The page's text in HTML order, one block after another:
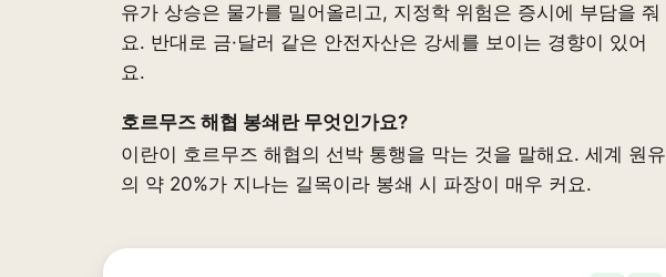
유가 상승은 물가를 밀어올리고, 지정학 위험은 증시에 부담을 줘
요. 반대로 금·달러 같은 안전자산은 강세를 보이는 경향이 있어
요.
호르무즈 해협 봉쇄란 무엇인가요?
이란이 호르무즈 해협의 선박 통행을 막는 것을 말해요. 세계 원유
의 약 20%가 지나는 길목이라 봉쇄 시 파장이 매우 커요.